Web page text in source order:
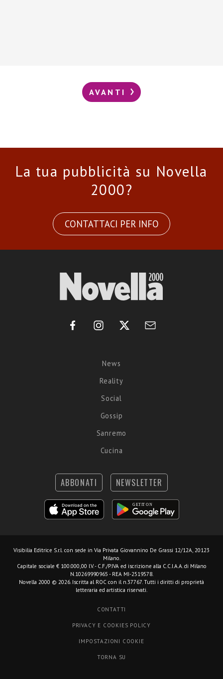
AVANTI
La tua pubblicità su Novella
2000?
CONTATTACI PER INFO
News
Reality
Social
Gossip
Sanremo
Cucina
ABBONATI NEWSLETTER
Visibilia Editrice S.r.l. con sede in Via Privata Giovannino De Grassi 12/12A, 20123
Milano.
Capitale sociale € 100.000,00 I.V. - C.F./P.IVA ed iscrizione alla C.C.I.A.A. di Milano
N.10269990965 - REA MI-2519578.
Novella 2000 © 2026. Iscritta al ROC con il n.37767. Tutti i diritti di proprietà
letteraria ed artistica riservati.
CONTATTI
PRIVACY E COOKIES POLICY
IMPOSTAZIONI COOKIE
TORNA SU